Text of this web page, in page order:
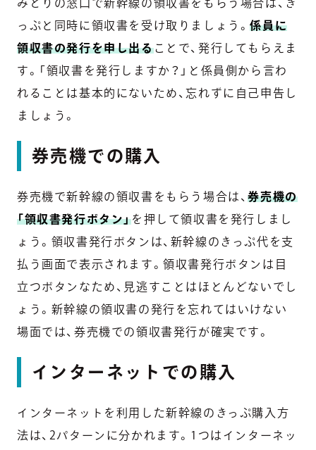
みどりの窓口で新幹線の領収書をもらう場合は、き
っぷと同時に領収書を受け取りましょう。係員に
領収書の発行を申し出ることで、発行してもらえま
す。「領収書を発行しますか？」と係員側から言わ
れることは基本的にないため、忘れずに自己申告し
ましょう。
券売機での購入
券売機で新幹線の領収書をもらう場合は、券売機の
「領収書発行ボタン」を押して領収書を発行しまし
ょう。領収書発行ボタンは、新幹線のきっぷ代を支
払う画面で表示されます。領収書発行ボタンは目
立つボタンなため、見逃すことはほとんどないでし
ょう。新幹線の領収書の発行を忘れてはいけない
場面では、券売機での領収書発行が確実です。
インターネットでの購入
インターネットを利用した新幹線のきっぷ購入方
法は、2パターンに分かれます。1つはインターネッ